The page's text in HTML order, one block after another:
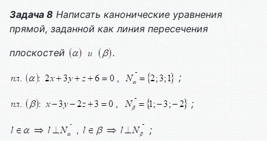
Задача 8 Написать канонические уравнения
прямой, заданной как линия пересечения
плоскостей
.
;
;
;